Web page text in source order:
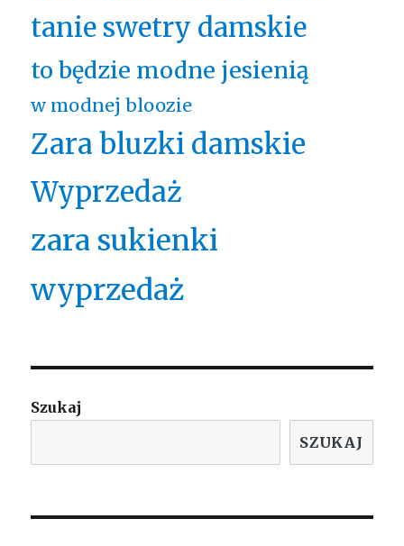
tanie swetry damskie
to będzie modne jesienią
w modnej bloozie
Zara bluzki damskie
Wyprzedaż
zara sukienki
wyprzedaż
Szukaj
SZUKAJ